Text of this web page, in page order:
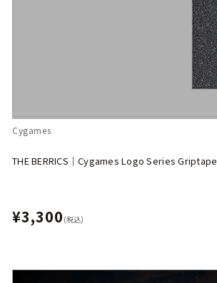
Cygames
THE BERRICS｜Cygames Logo Series Griptape
¥3,300 (税込)